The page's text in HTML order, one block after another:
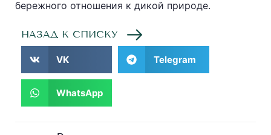
бережного отношения к дикой природе.
НАЗАД К СПИСКУ
VK Telegram
WhatsApp